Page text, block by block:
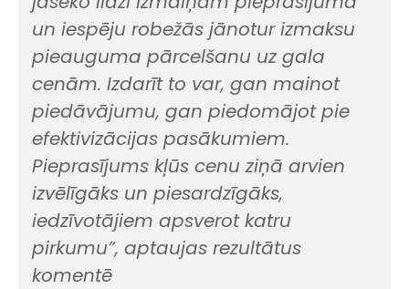
un iespēju robežās jānotur izmaksu
pieauguma pārcelšanu uz gala
cenām. Izdarīt to var, gan mainot
piedāvājumu, gan piedomājot pie
efektivizācijas pasākumiem.
Pieprasījums kļūs cenu ziņā arvien
izvēlīgāks un piesardzīgāks,
iedzīvotājiem apsverot katru
pirkumu”, aptaujas rezultātus
komentē